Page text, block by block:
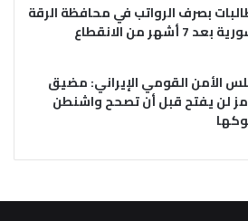
بصرف الرواتب في محافظة الرقة
7 أشهر من الانقطاع
الأمن القومي الإيراني: مضيق
لن يفتح قبل أن تصحح واشنطن